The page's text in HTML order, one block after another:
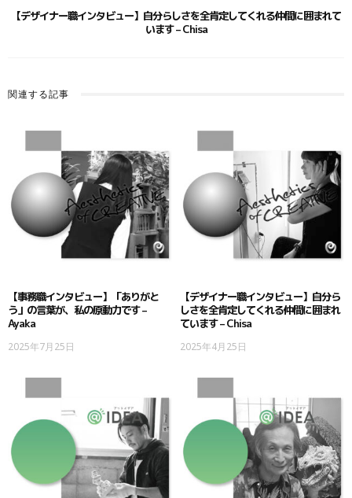
【デザイナー職インタビュー】自分らしさを全肯定してくれる仲間に囲まれて
います – Chisa
関連する記事
【事務職インタビュー】「ありがと
う」の言葉が、私の原動力です –
Ayaka
2025年7月25日
【デザイナー職インタビュー】自分ら
しさを全肯定してくれる仲間に囲まれ
ています – Chisa
2025年4月25日